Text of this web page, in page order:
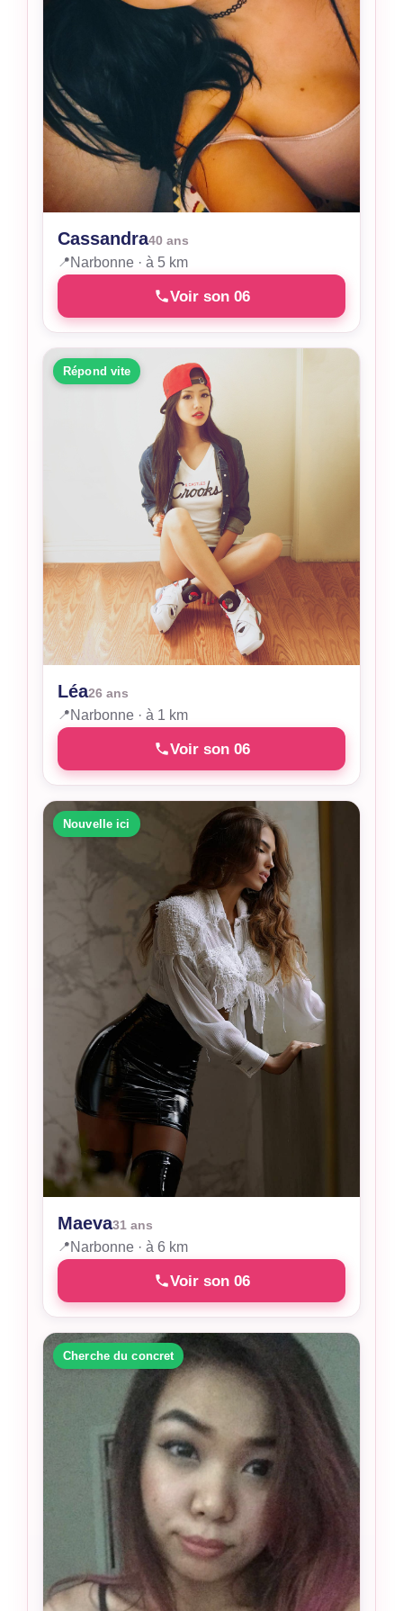
Cassandra40 ans
📍Narbonne · à 5 km
Voir son 06
Répond vite
Léa26 ans
📍Narbonne · à 1 km
Voir son 06
Nouvelle ici
Maeva31 ans
📍Narbonne · à 6 km
Voir son 06
Cherche du concret